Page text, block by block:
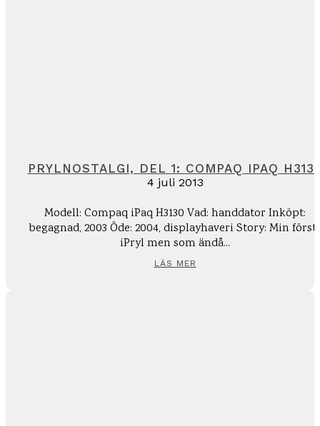
PRYLNOSTALGI, DEL 1: COMPAQ IPAQ
4 juli 2013
Modell: Compaq iPaq H3130 Vad: handdator Inköpt:
begagnad, 2003 Öde: 2004, displayhaveri Story: Min
iPryl men som ändå...
LÄS MER